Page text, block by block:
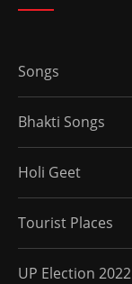
Songs
Bhakti Songs
Holi Geet
Tourist Places
UP Election 2022